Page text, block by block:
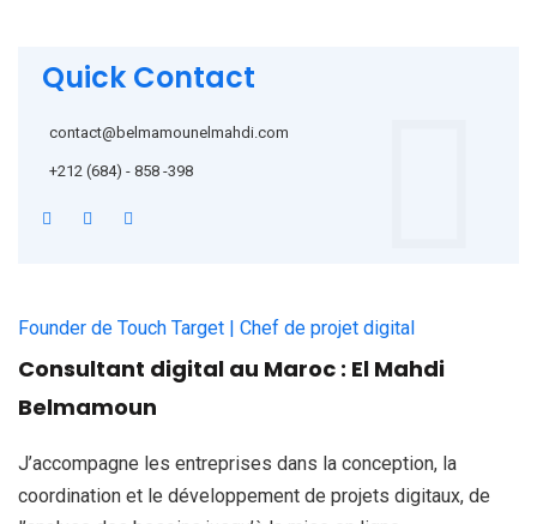
Quick Contact
contact@belmamounelmahdi.com
+212 (684) - 858 -398
Founder de Touch Target | Chef de projet digital
Consultant digital au Maroc : El Mahdi
Belmamoun
J’accompagne les entreprises dans la conception, la
coordination et le développement de projets digitaux, de